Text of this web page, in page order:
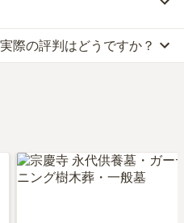
ある大阪府の相場は、一般墓が
いものが悪い、という訳ではあ
から納得し、安心してお参りで
「四天王寺前夕陽ヶ丘駅」から
「地図・交通アクセス」欄をご
際の評判はどうですか？
4.5点です。特に交通利便性、
ることも可能。駐車場場は500
、お墓参りくらいは時間内で戻
ります。